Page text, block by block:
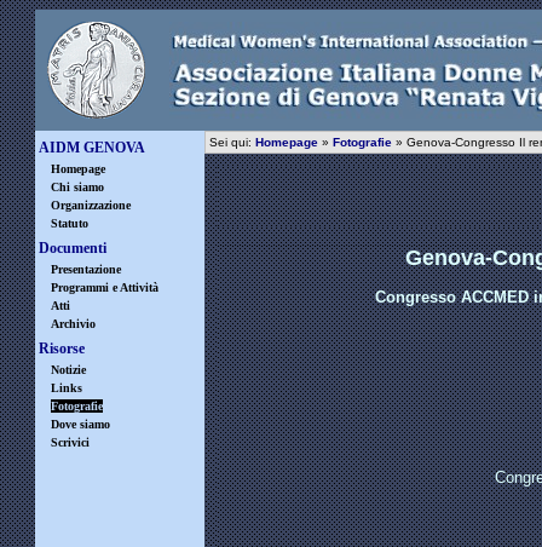
AIDM GENOVA
Homepage
Chi siamo
Organizzazione
Statuto
Documenti
Presentazione
Programmi e Attività
Atti
Archivio
Risorse
Notizie
Links
Fotografie
Dove siamo
Scrivici
Sei qui: Homepage » Fotografie » Genova-Congresso Il
Genova-
Congresso ACCMED